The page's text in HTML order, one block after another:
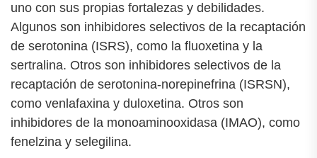
uno con sus propias fortalezas y debilidades.
Algunos son inhibidores selectivos de la recaptación
de serotonina (ISRS), como la fluoxetina y la
sertralina. Otros son inhibidores selectivos de la
recaptación de serotonina-norepinefrina (ISRSN),
como venlafaxina y duloxetina. Otros son
inhibidores de la monoaminooxidasa (IMAO), como
fenelzina y selegilina.